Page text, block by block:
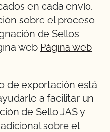
en cada envío.
sobre el proceso
de Sellos
web Página web
de exportación está
a facilitar un
de Sello JAS y
sobre el